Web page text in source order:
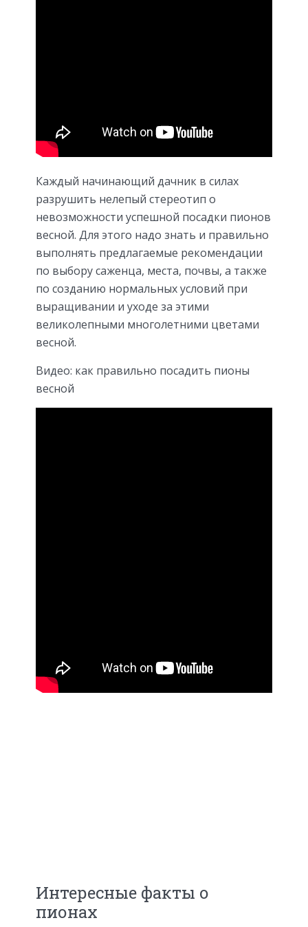
Каждый начинающий дачник в силах
разрушить нелепый стереотип о
невозможности успешной посадки пионов
весной. Для этого надо знать и правильно
выполнять предлагаемые рекомендации
по выбору саженца, места, почвы, а также
по созданию нормальных условий при
выращивании и уходе за этими
великолепными многолетними цветами
весной.
Видео: как правильно посадить пионы
весной
Интересные факты о
пионах